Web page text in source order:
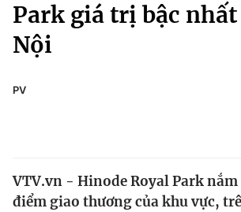
Xã hội
Tin tức
Kinh tế
Văn hóa - Giải trí
Y tế
Park giá trị bậc nhất
Nội
PV
VTV.vn - Hinode Royal Park
điểm giao thương của khu vực,